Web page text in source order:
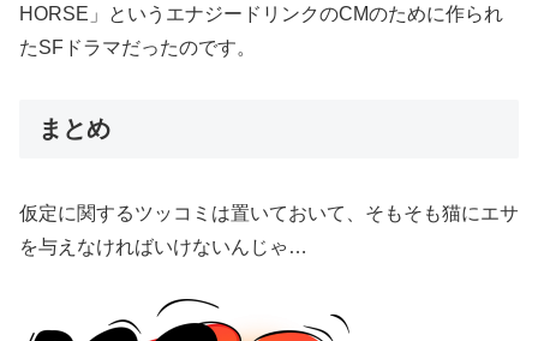
HORSE」というエナジードリンクのCMのために作られ
たSFドラマだったのです。
まとめ
仮定に関するツッコミは置いておいて、そもそも猫にエサ
を与えなければいけないんじゃ…